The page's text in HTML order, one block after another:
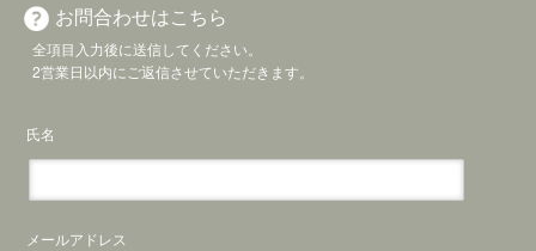
お問合わせはこちら
全項目入力後に送信してください。
2営業日以内にご返信させていただきます。
氏名
メールアドレス